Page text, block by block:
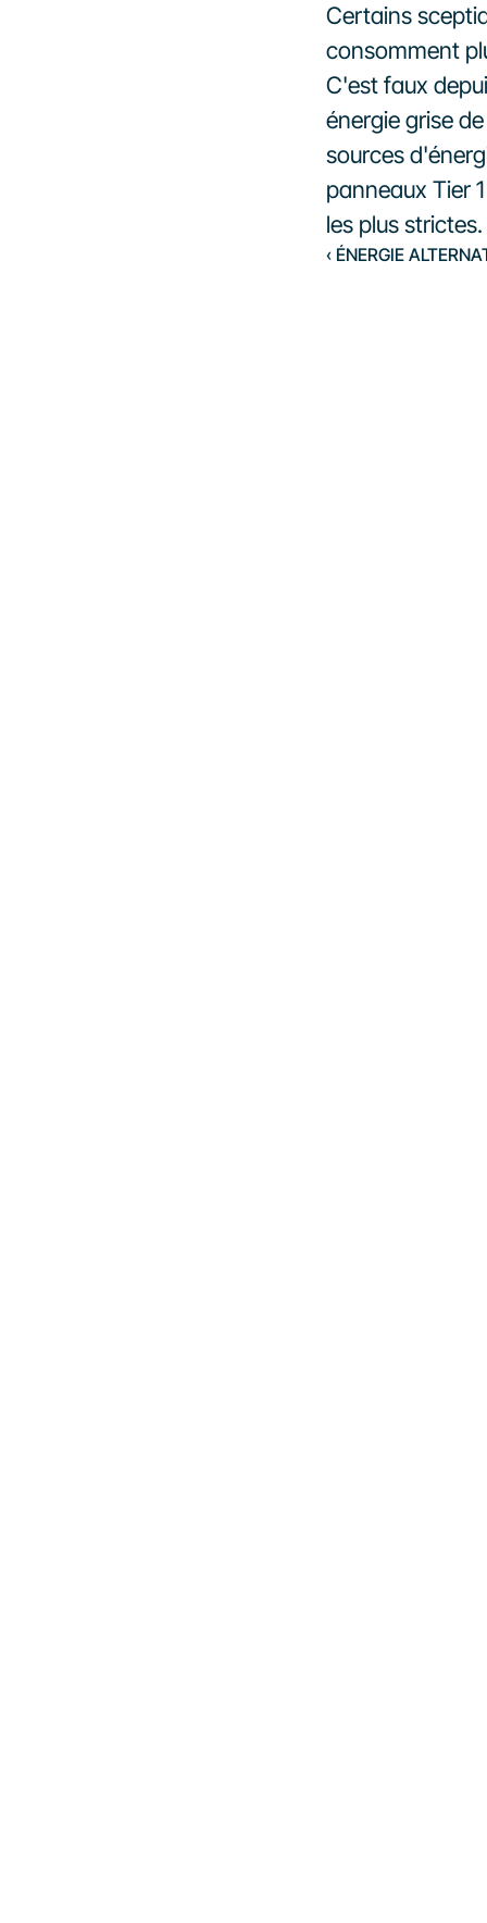
Certains
consomment
C'est faux
énergie grise
sources
panneaux Tier
les plus strictes.
‹ ÉNERGIE